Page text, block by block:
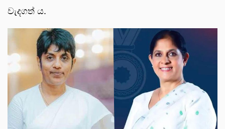
වැදගත් ය.